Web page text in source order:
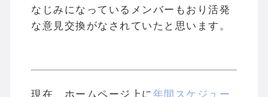
なじみになっているメンバーもおり活発
な意見交換がなされていたと思います。
現在、ホームページ上に 年間スケジュー